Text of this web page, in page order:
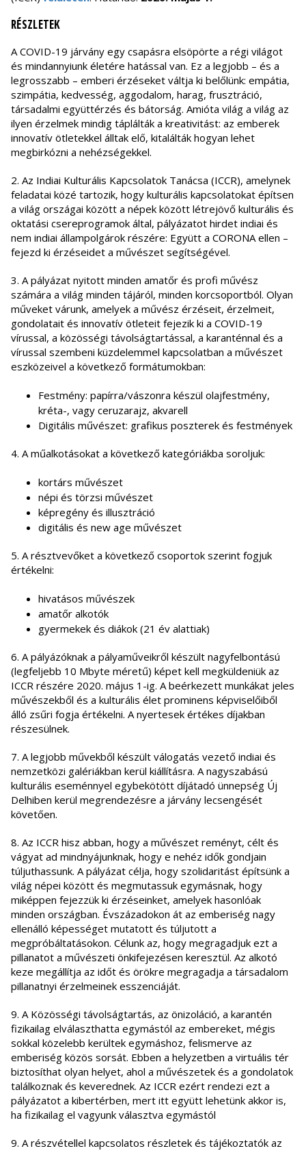
RÉSZLETEK
A COVID-19 járvány egy csapásra elsöpörte a régi világot
és mindannyiunk életére hatással van. Ez a legjobb – és a
legrosszabb – emberi érzéseket váltja ki belőlünk: empátia,
szimpátia, kedvesség, aggodalom, harag, frusztráció,
társadalmi együttérzés és bátorság. Amióta világ a világ az
ilyen érzelmek mindig táplálták a kreativitást: az emberek
innovatív ötletekkel álltak elő, kitalálták hogyan lehet
megbirkózni a nehézségekkel.
2. Az Indiai Kulturális Kapcsolatok Tanácsa (ICCR), amelynek
feladatai közé tartozik, hogy kulturális kapcsolatokat építsen
a világ országai között a népek között létrejövő kulturális és
oktatási csereprogramok által, pályázatot hirdet indiai és
nem indiai állampolgárok részére: Együtt a CORONA ellen –
fejezd ki érzéseidet a művészet segítségével.
3. A pályázat nyitott minden amatőr és profi művész
számára a világ minden tájáról, minden korcsoportból. Olyan
műveket várunk, amelyek a művész érzéseit, érzelmeit,
gondolatait és innovatív ötleteit fejezik ki a COVID-19
vírussal, a közösségi távolságtartással, a karanténnal és a
vírussal szembeni küzdelemmel kapcsolatban a művészet
eszközeivel a következő formátumokban:
Festmény: papírra/vászonra készül olajfestmény,
kréta-, vagy ceruzarajz, akvarell
Digitális művészet: grafikus poszterek és festmények
4. A műalkotásokat a következő kategóriákba soroljuk:
kortárs művészet
népi és törzsi művészet
képregény és illusztráció
digitális és new age művészet
5. A résztvevőket a következő csoportok szerint fogjuk
értékelni:
hivatásos művészek
amatőr alkotók
gyermekek és diákok (21 év alattiak)
6. A pályázóknak a pályaműveikről készült nagyfelbontású
(legfeljebb 10 Mbyte méretű) képet kell megküldeniük az
ICCR részére 2020. május 1-ig. A beérkezett munkákat jeles
művészekből és a kulturális élet prominens képviselőiből
álló zsűri fogja értékelni. A nyertesek értékes díjakban
részesülnek.
7. A legjobb művekből készült válogatás vezető indiai és
nemzetközi galériákban kerül kiállításra. A nagyszabású
kulturális eseménnyel egybekötött díjátadó ünnepség Új
Delhiben kerül megrendezésre a járvány lecsengését
követően.
8. Az ICCR hisz abban, hogy a művészet reményt, célt és
vágyat ad mindnyájunknak, hogy e nehéz idők gondjain
túljuthassunk. A pályázat célja, hogy szolidaritást építsünk a
világ népei között és megmutassuk egymásnak, hogy
miképpen fejezzük ki érzéseinket, amelyek hasonlóak
minden országban. Évszázadokon át az emberiség nagy
ellenálló képességet mutatott és túljutott a
megpróbáltatásokon. Célunk az, hogy megragadjuk ezt a
pillanatot a művészeti önkifejezésen keresztül. Az alkotó
keze megállítja az időt és örökre megragadja a társadalom
pillanatnyi érzelmeinek esszenciáját.
9. A Közösségi távolságtartás, az önizoláció, a karantén
fizikailag elválaszthatta egymástól az embereket, mégis
sokkal közelebb kerültek egymáshoz, felismerve az
emberiség közös sorsát. Ebben a helyzetben a virtuális tér
biztosíthat olyan helyet, ahol a művészetek és a gondolatok
találkoznak és keverednek. Az ICCR ezért rendezi ezt a
pályázatot a kibertérben, mert itt együtt lehetünk akkor is,
ha fizikailag el vagyunk választva egymástól
9. A részvétellel kapcsolatos részletek és tájékoztatók az